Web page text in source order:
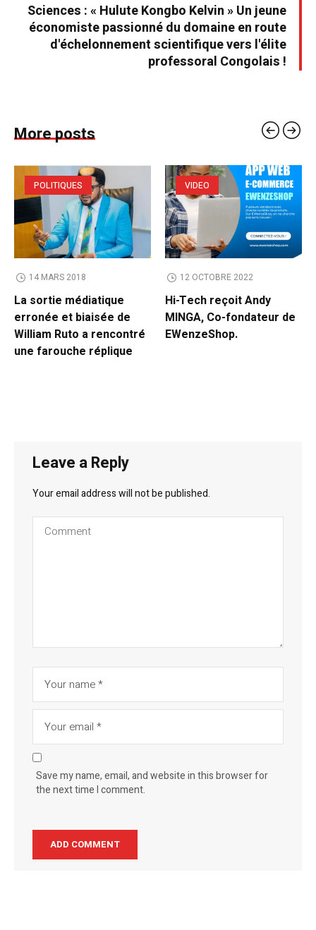
Sciences : « Hulute Kongbo Kelvin » Un jeune
économiste passionné du domaine en route
d'échelonnement scientifique vers l'élite
professoral Congolais !
More posts
POLITIQUES
14 MARS 2018
La sortie médiatique
erronée et biaisée de
William Ruto a rencontré
une farouche réplique
VIDEO
12 OCTOBRE 2022
Hi-Tech reçoit Andy
MINGA, Co-fondateur de
EWenzeShop.
Leave a Reply
Your email address will not be published.
Save my name, email, and website in this browser for
the next time I comment.